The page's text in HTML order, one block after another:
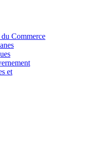
Commerce
et